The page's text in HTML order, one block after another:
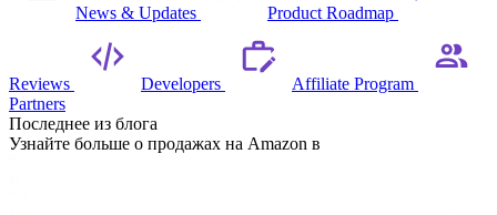
News & Updates Product Roadmap
Reviews Developers
Affiliate Program
Partners
Последнее из блога
Узнайте больше о продажах на Amazon в